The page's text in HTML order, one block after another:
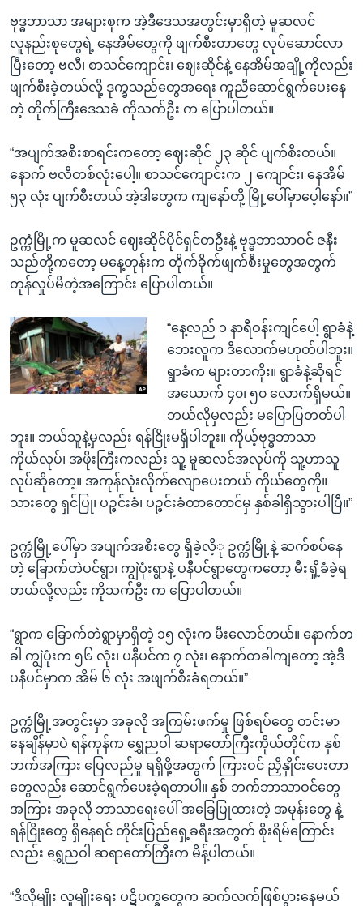
ဗုဒ္ဓဘာသာ အများစုက အဲ့ဒီဒေသအတွင်းမှာရှိတဲ့ မူဆလင်
လူနည်းစုတွေရဲ့ နေအိမ်တွေကို ဖျက်စီးတာတွေ လုပ်ဆောင်လာ
ပြီးတော့ ဗလီ၊ စာသင်ကျောင်း၊ ဈေးဆိုင်နဲ့ နေအိမ်အချို့ကိုလည်း
ဖျက်စီးခဲ့တယ်လို့ ဒုက္ခသည်တွေအရေး ကူညီဆောင်ရွက်ပေးနေ
တဲ့ တိုက်ကြီးဒေသခံ ကိုသက်ဦး က ပြောပါတယ်။
“အပျက်အစီးစာရင်းကတော့ ဈေးဆိုင် ၂၃ ဆိုင် ပျက်စီးတယ်။
နောက် ဗလီတစ်လုံးပေါ့။ စာသင်ကျောင်းက ၂ ကျောင်း၊ နေအိမ်
၅၃ လုံး ပျက်စီးတယ် အဲ့ဒါတွေက ကျနော်တို့ မြို့ပေါ်မှာပေ့ါနော်။”
ဥက္ကံမြို့က မူဆလင် ဈေးဆိုင်ပိုင်ရှင်တဦးနဲ့ ဗုဒ္ဓဘာသာဝင် ဇနီး
သည်တို့ကတော့ မနေ့တုန်းက တိုက်ခိုက်ဖျက်စီးမှုတွေအတွက်
တုန်လှုပ်မိတဲ့အကြောင်း ပြောပါတယ်။
“နေ့လည် ၁ နာရီဝန်းကျင်ပေါ့ ရွာခံနဲ့
ဘေးလူက ဒီလောက်မဟုတ်ပါဘူး။
ရွာခံက များတာကိုး။ ရွာခံနဲ့ဆိုရင်
အယောက် ၄၀၊ ၅၀ လောက်ရှိမယ်။
ဘယ်လိုမှလည်း မပြောပြတတ်ပါ
ဘူး။ ဘယ်သူနဲ့မှလည်း ရန်ငြိုးမရှိပါဘူး။ ကိုယ့်ဗုဒ္ဓဘာသာ
ကိုယ်လုပ်၊ အဖိုးကြီးကလည်း သူ့ မူဆလင်အလုပ်ကို သူ့ဟာသူ
လုပ်ဆိုတော့။ အကုန်လုံးလိုက်လျောပေးတယ် ကိုယ်တွေကို။
သားတွေ ရှင်ပြု၊ ပဉ္ဇင်းခံ၊ ပဉ္ဇင်းခံတာတောင်မှ နှစ်ခါရှိသွားပါပြီ။”
ဥက္ကံမြို့ပေါ်မှာ အပျက်အစီးတွေ ရှိခဲ့လိ့ု ဥက္ကံမြို့နဲ့ ဆက်စပ်နေ
တဲ့ ခြောက်တဲပင်ရွာ၊ ကျွဲပုံးရွာနဲ့ ပနီပင်ရွာတွေကတော့ မီးရှို့ခံခဲ့ရ
တယ်လို့လည်း ကိုသက်ဦး က ပြောပါတယ်။
“ရွာက ခြောက်တဲရွာမှာရှိတဲ့ ၁၅ လုံးက မီးလောင်တယ်။ နောက်တ
ခါ ကျွဲပုံးက ၅၆ လုံး၊ ပနီပင်က ၇ လုံး၊ နောက်တခါကျတော့ အဲ့ဒီ
ပနီပင်မှာက အိမ် ၆ လုံး အဖျက်စီးခံရတယ်။”
ဥက္ကံမြို့အတွင်းမှာ အခုလို အကြမ်းဖက်မှု ဖြစ်ရပ်တွေ တင်းမာ
နေချိန်မှာပဲ ရန်ကုန်က ရွှေညဝါ ဆရာတော်ကြီးကိုယ်တိုင်က နှစ်
ဘက်အကြား ပြေလည်မှု ရရှိဖို့အတွက် ကြားဝင် ညှိနှိုင်းပေးတာ
တွေလည်း ဆောင်ရွက်ပေးခဲ့ရတာပါ။ နှစ် ဘက်ဘာသာဝင်တွေ
အကြား အခုလို ဘာသာရေးပေါ် အခြေပြုထားတဲ့ အမုန်းတွေ နဲ့
ရန်ငြိုးတွေ ရှိနေရင် တိုင်းပြည်ရှေ့ခရီးအတွက် စိုးရိမ်ကြောင်း
လည်း ရွှေညဝါ ဆရာတော်ကြီးက မိန့်ပါတယ်။
“ဒီလိုမျိုး လူမျိုးရေး ပဋိပက္ခတွေက ဆက်လက်ဖြစ်ပွားနေမယ်